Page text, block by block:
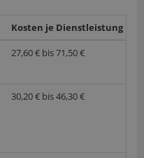
Kosten je Dienstleistung
27,60 € bis 71,50 €
30,20 € bis 46,30 €